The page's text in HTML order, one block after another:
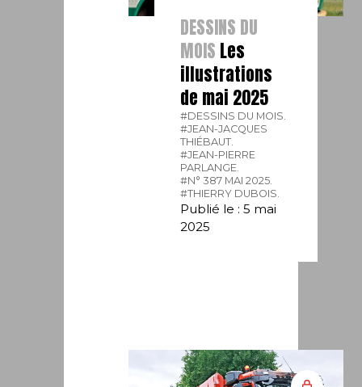
DESSINS DU
MOIS Les
illustrations
de mai 2025
#DESSINS DU MOIS.
#JEAN-JACQUES
THIÉBAUT.
#JEAN-PIERRE
PARLANGE.
#N° 387 MAI 2025.
#THIERRY DUBOIS.
Publié le : 5 mai
2025